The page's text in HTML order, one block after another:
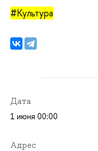
#Культура
Дата
1 июня 00:00
Адрес